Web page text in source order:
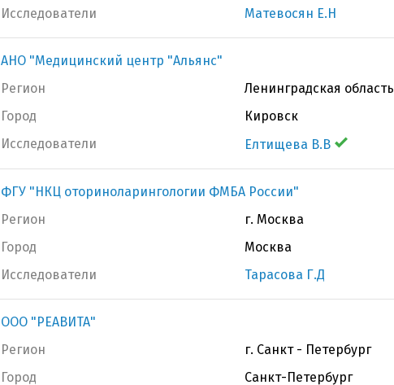
Исследователи
Матевосян Е.Н
АНО "Медицинский центр "Альянс"
Регион
Ленинградская область
Город
Кировск
Исследователи
Елтищева В.В
ФГУ "НКЦ оториноларингологии ФМБА России"
Регион
г. Москва
Город
Москва
Исследователи
Тарасова Г.Д
ООО "РЕАВИТА"
Регион
г. Санкт - Петербург
Город
Санкт-Петербург